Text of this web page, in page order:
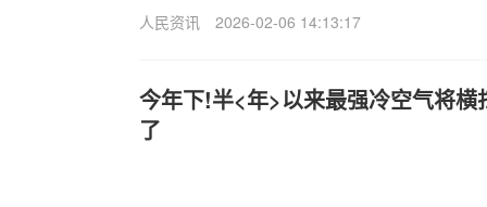
人民资讯 2026-02-06 14:13:17
今年下!半<年>以来最强冷空气将
了